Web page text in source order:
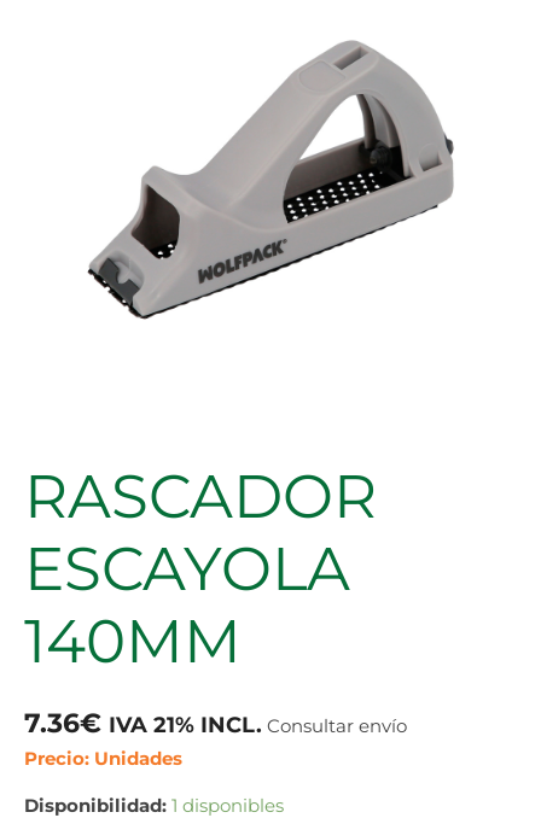
RASCADOR
ESCAYOLA
140MM
7.36€ IVA 21% INCL. Consultar envío
Precio: Unidades
Disponibilidad: 1 disponibles